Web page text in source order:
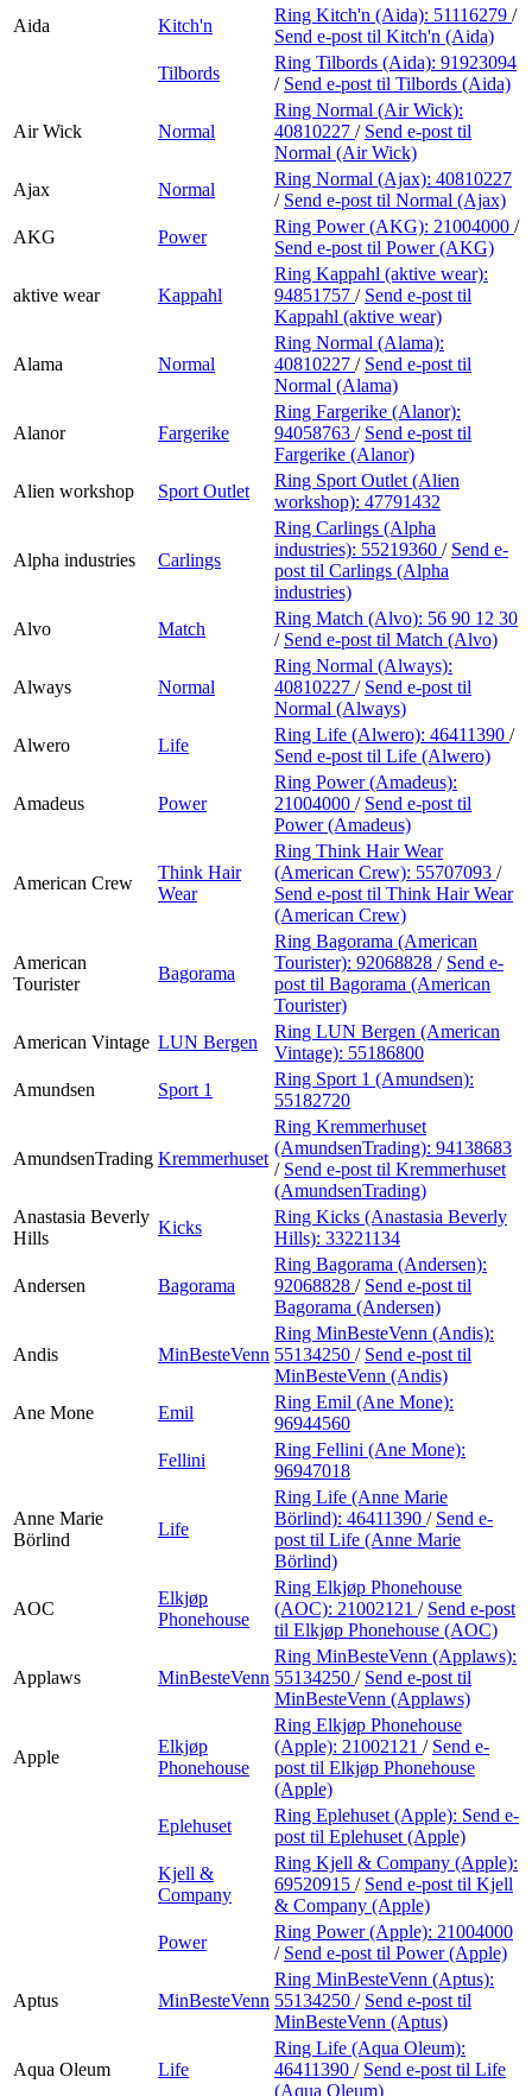
Aida
Kitch'n
Ring Kitch'n (Aida): 51116279 /
Send e-post til Kitch'n (Aida)
Tilbords
Ring Tilbords (Aida): 91923094
/ Send e-post til Tilbords (Aida)
Air Wick Normal
Ring Normal (Air Wick):
40810227 / Send e-post til
Normal (Air Wick)
Ajax
Normal
Ring Normal (Ajax): 40810227
/ Send e-post til Normal (Ajax)
AKG
Power
Ring Power (AKG): 21004000 /
Send e-post til Power (AKG)
aktive wear Kappahl
Ring Kappahl (aktive wear):
94851757 / Send e-post til
Kappahl (aktive wear)
Alama Normal
Ring Normal (Alama):
40810227 / Send e-post til
Normal (Alama)
Alanor Fargerike
Ring Fargerike (Alanor):
94058763 / Send e-post til
Fargerike (Alanor)
Alien workshop
Sport Outlet
Ring Sport Outlet (Alien
workshop): 47791432
Alpha industries Carlings
Ring Carlings (Alpha
industries): 55219360 / Send e-
post til Carlings (Alpha
industries)
Alvo
Match
Ring Match (Alvo): 56 90 12 30
/ Send e-post til Match (Alvo)
Always Normal
Ring Normal (Always):
40810227 / Send e-post til
Normal (Always)
Alwero
Life
Ring Life (Alwero): 46411390 /
Send e-post til Life (Alwero)
Amadeus Power
Ring Power (Amadeus):
21004000 / Send e-post til
Power (Amadeus)
American Crew
Think Hair
Wear
Ring Think Hair Wear
(American Crew): 55707093 /
Send e-post til Think Hair Wear
(American Crew)
American
Tourister
Bagorama
Ring Bagorama (American
Tourister): 92068828 / Send e-
post til Bagorama (American
Tourister)
American Vintage LUN Bergen
Ring LUN Bergen (American
Vintage): 55186800
Amundsen
Sport 1
Ring Sport 1 (Amundsen):
55182720
AmundsenTrading Kremmerhuset
Ring Kremmerhuset
(AmundsenTrading): 94138683
/ Send e-post til Kremmerhuset
(AmundsenTrading)
Anastasia Beverly
Hills
Kicks
Ring Kicks (Anastasia Beverly
Hills): 33221134
Andersen Bagorama
Ring Bagorama (Andersen):
92068828 / Send e-post til
Bagorama (Andersen)
Andis MinBesteVenn
Ring MinBesteVenn (Andis):
55134250 / Send e-post til
MinBesteVenn (Andis)
Ane Mone
Emil
Ring Emil (Ane Mone):
96944560
Fellini
Ring Fellini (Ane Mone):
96947018
Anne Marie
Börlind
Life
Ring Life (Anne Marie
Börlind): 46411390 / Send e-
post til Life (Anne Marie
Börlind)
AOC
Elkjøp
Phonehouse
Ring Elkjøp Phonehouse
(AOC): 21002121 / Send e-post
til Elkjøp Phonehouse (AOC)
Applaws MinBesteVenn
Ring MinBesteVenn (Applaws):
55134250 / Send e-post til
MinBesteVenn (Applaws)
Apple
Elkjøp
Phonehouse
Ring Elkjøp Phonehouse
(Apple): 21002121 / Send e-
post til Elkjøp Phonehouse
(Apple)
Eplehuset
Ring Eplehuset (Apple): Send e-
post til Eplehuset (Apple)
Kjell &
Company
Ring Kjell & Company (Apple):
69520915 / Send e-post til Kjell
& Company (Apple)
Power
Ring Power (Apple): 21004000
/ Send e-post til Power (Apple)
Aptus MinBesteVenn
Ring MinBesteVenn (Aptus):
55134250 / Send e-post til
MinBesteVenn (Aptus)
Aqua Oleum Life
Ring Life (Aqua Oleum):
46411390 / Send e-post til Life
(Aqua Oleum)